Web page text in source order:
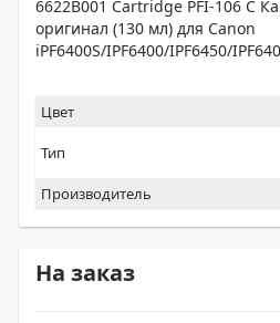
6622B001 Cartridge PFI-106 C
оригинал (130 мл) для Canon
iPF6400S/IPF6400/IPF6450/
Цвет
Тип
Производитель
На заказ